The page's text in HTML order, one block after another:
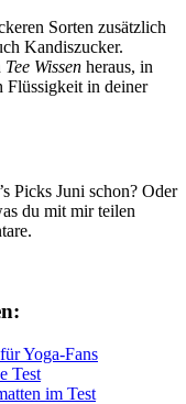
Sorten zusätzlich
Kandiszucker.
Tee Wissen heraus, in
Flüssigkeit in deiner
Picks Juni schon? Oder
du mit mir teilen
Yoga-Fans
Test
im Test